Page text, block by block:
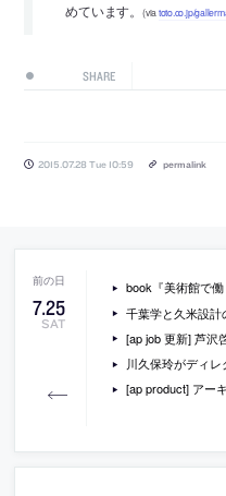
めています。(via toto.co.jp/
SHARE
2015.07.28 Tue 10:59 permalink
7.25
SAT
book『美術館で働く
千葉学と久米設計の
[ap job 更新] 芦沢
川久保玲がディレクションして、リニ
[ap product] アーキテクチャー